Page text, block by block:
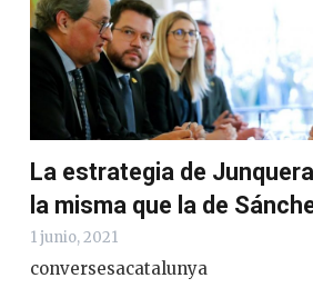
La estrategia de
la misma que la de
1 junio, 2021
conversesacatalunya